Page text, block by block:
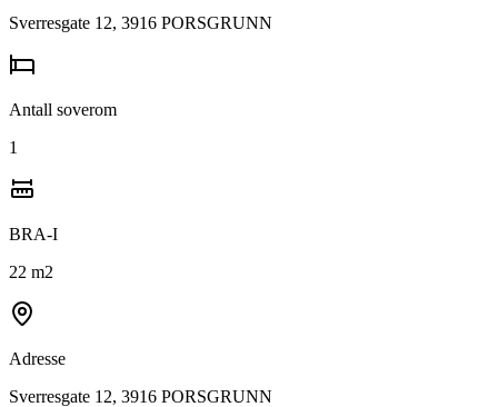
Sverresgate 12, 3916 PORSGRUNN
Antall soverom
1
BRA-I
22 m2
Adresse
Sverresgate 12, 3916 PORSGRUNN